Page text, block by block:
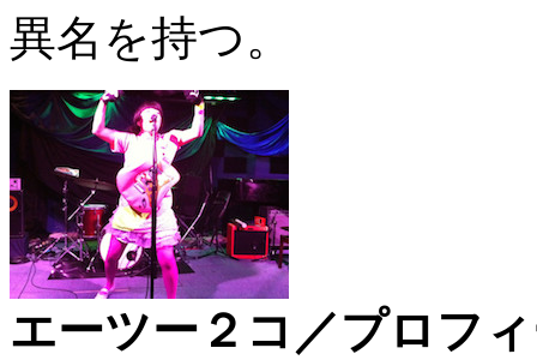
異名を持つ。
エーツー２コ／プロフ